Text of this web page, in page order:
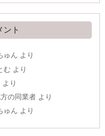
ント
ゅん より
む より
より
の同業者 より
ゅん より